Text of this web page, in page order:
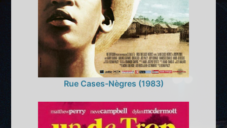
Rue Cases-Nègres (1983)